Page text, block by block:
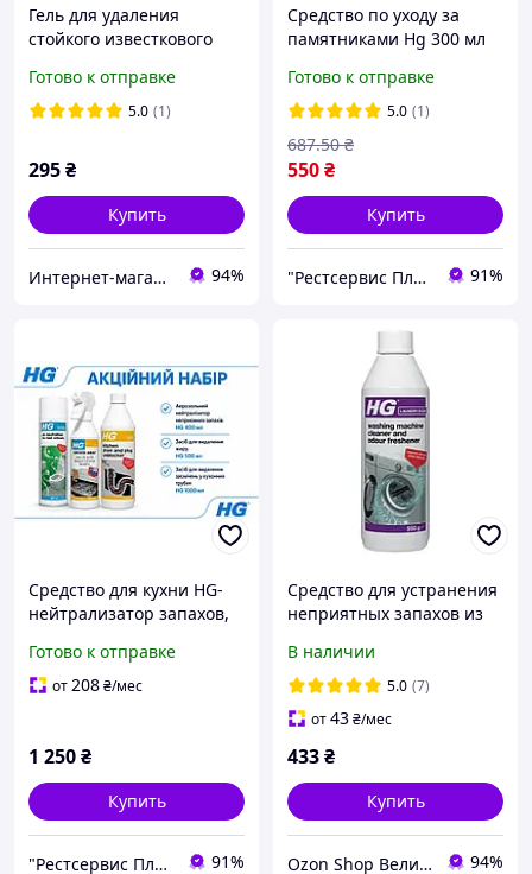
Гель для удаления
стойкого известкового
gel brush limecale HG 250
мл
Готово к отправке
5.0 (1)
295₴
Купить
Интернет-магазин "Мир Чистоты" 94%
Средство по уходу за
памятниками Hg 300 мл
Готово к отправке
5.0 (1)
550₴
687.50 ₴
Купить
"Рестсервис Плюс" – специи, орехи, сухофрукты, масла, чай и многое другое 91%
Средство для кухни HG-
нейтрализатор запахов,
труб
Готово к отправке
от208₴/мес
1 250₴
Купить
"Рестсервис Плюс" – специи, орехи, сухофрукты, масла, чай и многое другое 91%
Средство для устранения
неприятных запахов из
В наличии
5.0 (7)
от43₴/мес
433₴
Купить
Ozon Shop Великий вибір товару для клінінгу, детейлінгу та автомийки. 94%